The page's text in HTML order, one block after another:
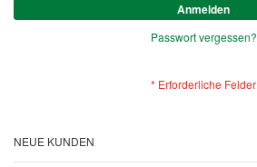
Anmelden
Passwort vergessen?
NEUE KUNDEN